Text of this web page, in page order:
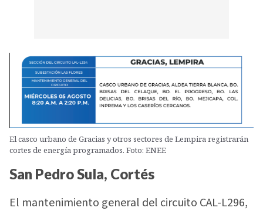
El casco urbano de Gracias y otros sectores de Lempira registrarán
cortes de energía programados. Foto: ENEE
San Pedro Sula, Cortés
El mantenimiento general del circuito CAL-L296,